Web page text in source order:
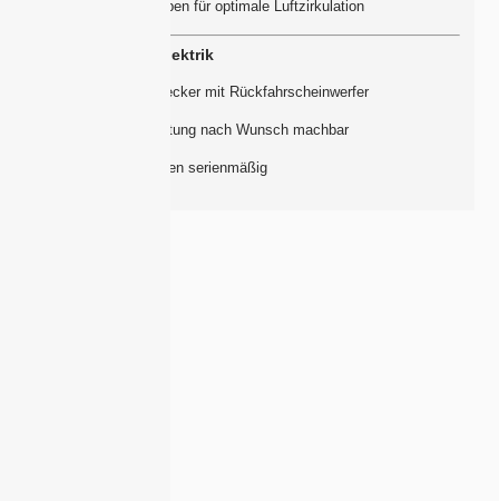
Lüftungsklappen für optimale Luftzirkulation
Beleuchtung & Elektrik
13-poliger Stecker mit Rückfahrscheinwerfer
LED-Beleuchtung nach Wunsch machbar
Umrissleuchten serienmäßig